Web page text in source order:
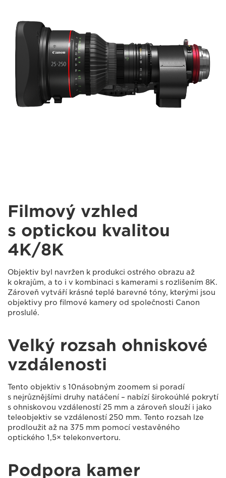
Filmový vzhled
s optickou kvalitou
4K/8K
Objektiv byl navržen k produkci ostrého obrazu až
k okrajům, a to i v kombinaci s kamerami s rozlišením 8K.
Zároveň vytváří krásné teplé barevné tóny, kterými jsou
objektivy pro filmové kamery od společnosti Canon
proslulé.
Velký rozsah ohniskové
vzdálenosti
Tento objektiv s 10násobným zoomem si poradí
s nejrůznějšími druhy natáčení – nabízí širokoúhlé pokrytí
s ohniskovou vzdáleností 25 mm a zároveň slouží i jako
teleobjektiv se vzdáleností 250 mm. Tento rozsah lze
prodloužit až na 375 mm pomocí vestavěného
optického 1,5× telekonvertoru.
Podpora kamer